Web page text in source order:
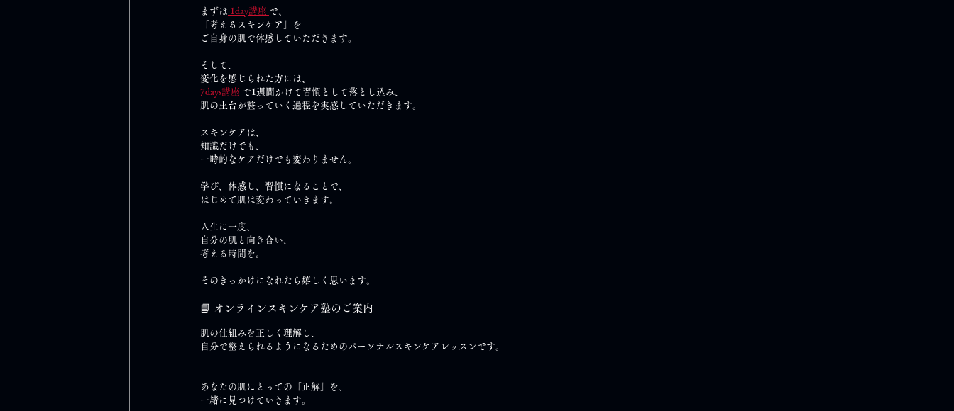
まずは 1day講座 で、
「考えるスキンケア」を
ご自身の肌で体感していただきます。
そして、
変化を感じられた方には、
7days講座 で1週間かけて習慣として落とし込み、
肌の土台が整っていく過程を実感していただきます。
スキンケアは、
知識だけでも、
一時的なケアだけでも変わりません。
学び、体感し、習慣になることで、
はじめて肌は変わっていきます。
人生に一度、
自分の肌と向き合い、
考える時間を。
そのきっかけになれたら嬉しく思います。
📘 オンラインスキンケア塾のご案内
肌の仕組みを正しく理解し、
自分で整えられるようになるためのパーソナルスキンケアレッスンです。
あなたの肌にとっての「正解」を、
一緒に見つけていきます。